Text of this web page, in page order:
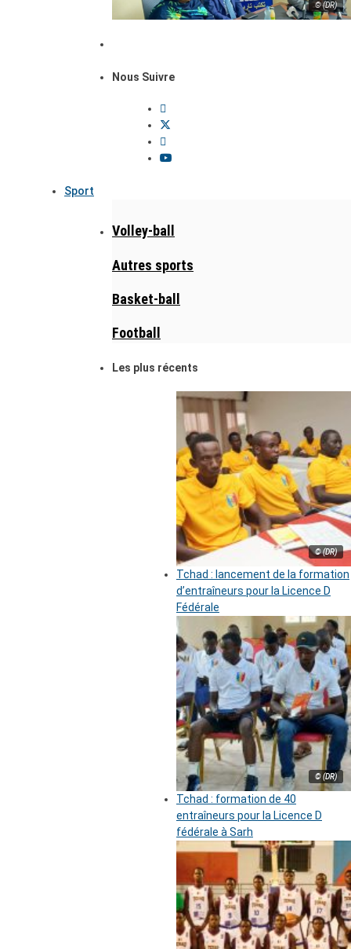
© (DR)
Nous Suivre
Sport
Volley-ball
Autres sports
Basket-ball
Football
Les plus récents
© (DR)
Tchad : lancement de la formation
d’entraîneurs pour la Licence D
Fédérale
© (DR)
Tchad : formation de 40
entraîneurs pour la Licence D
fédérale à Sarh